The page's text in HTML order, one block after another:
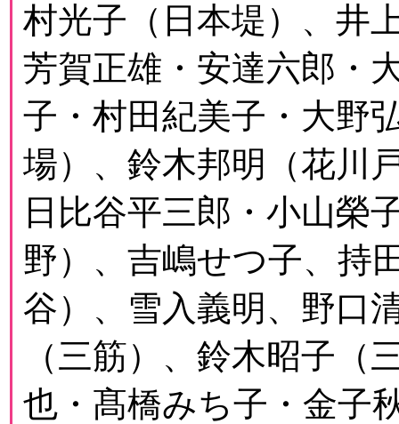
村光子（日本堤）、井
芳賀正雄・安達六郎・
子・村田紀美子・大野
場）、鈴木邦明（花川
日比谷平三郎・小山榮
野）、吉嶋せつ子、持
谷）、雪入義明、野口
（三筋）、鈴木昭子（
也・髙橋みち子・金子